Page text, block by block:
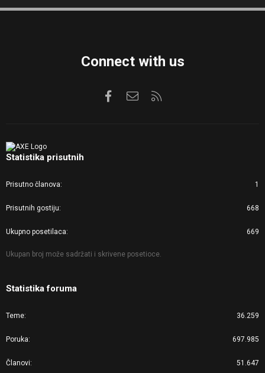
S
Connect with us
FacebookKontaktirajte nas
Statistika prisutnih
Prisutno članova 1
Prisutnih gostiju 668
Ukupno posetilaca 669
Ukupan broj može sadržati i skrivene posetioce.
Statistika foruma
Teme 36.259
Poruka 697.985
Članovi 51.647